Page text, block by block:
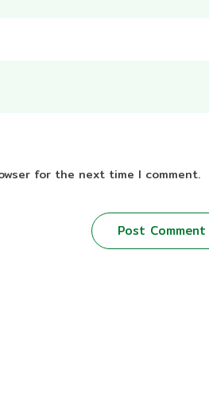
for the next time I comment.
Post Comment